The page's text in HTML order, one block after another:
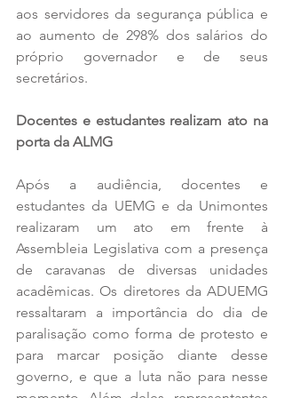
aos servidores da segurança pública e
ao aumento de 298% dos salários do
próprio governador e de seus
secretários.
Docentes e estudantes realizam ato na
porta da ALMG
Após a audiência, docentes e
estudantes da UEMG e da Unimontes
realizaram um ato em frente à
Assembleia Legislativa com a presença
de caravanas de diversas unidades
acadêmicas. Os diretores da ADUEMG
ressaltaram a importância do dia de
paralisação como forma de protesto e
para marcar posição diante desse
governo, e que a luta não para nesse